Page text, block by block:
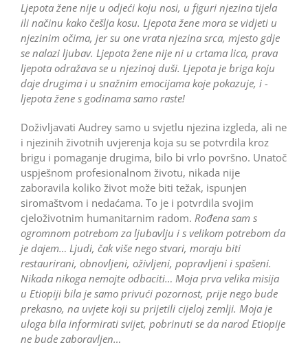
Ljepota žene nije u odjeći koju nosi, u figuri njezina tijela
ili načinu kako češlja kosu. Ljepota žene mora se vidjeti u
njezinim očima, jer su one vrata njezina srca, mjesto gdje
se nalazi ljubav. Ljepota žene nije ni u crtama lica, prava
ljepota odražava se u njezinoj duši. Ljepota je briga koju
daje drugima i u snažnim emocijama koje pokazuje, i ­
ljepota žene s godinama samo raste!
Doživljavati Audrey samo u svjetlu njezina izgleda, ali ne
i njezinih životnih uvjerenja koja su se potvrdila kroz
brigu i pomaganje drugima, bilo bi vrlo površno. Unatoč
uspješnom profesionalnom životu, nikada nije
zaboravila koliko život može biti težak, ispunjen
siromaštvom i nedaćama. To je i potvrdila svojim
cjeloživotnim humanitarnim radom. Rođena sam s
ogromnom potrebom za ljubavlju i s velikom potrebom da
je dajem… Ljudi, čak više nego stvari, moraju biti
restaurirani, obnovljeni, oživljeni, popravljeni i spašeni.
Nikada nikoga nemojte odbaciti… Moja prva velika misija
u Etiopiji bila je samo privući pozornost, prije nego bude
prekasno, na uvjete koji su prijetili cijeloj zemlji. Moja je
uloga bila informirati svijet, pobrinuti se da narod Etiopije
ne bude zaboravljen…